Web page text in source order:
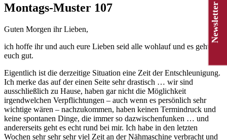
Montags-Muster 107
Guten Morgen ihr Lieben,
ich hoffe ihr und auch eure Lieben seid alle wohlauf und es geht
euch gut.
Eigentlich ist die derzeitige Situation eine Zeit der Entschleunigung.
Ich merke das auf der einen Seite sehr drastisch … wir sind
ausschließlich zu Hause, haben gar nicht die Möglichkeit
irgendwelchen Verpflichtungen – auch wenn es persönlich sehr
wichtige wären – nachzukommen, haben keinen Termindruck und
keine spontanen Dinge, die immer so dazwischenfunken … und
andererseits geht es echt rund bei mir. Ich habe in den letzten
Wochen sehr sehr sehr viel Zeit an der Nähmaschine verbracht und
Newsletter